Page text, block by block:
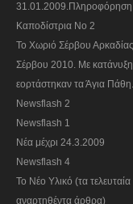
31.01.2009.Πληροφόρηση
Καποδίστρια Νο 2
To Χωριό Σέρβου Αρκαδίας
Σέρβου 2010. Με κατάνυξη
εορτάστηκαν τα Άγια Πάθη.
Newsflash 2
Newsflash 1
Nέα μέχρι 24.3.2009
Newsflash 4
Το Νέο Υλικό (τα τελευταία
αναρτηθέντα άρθρα)